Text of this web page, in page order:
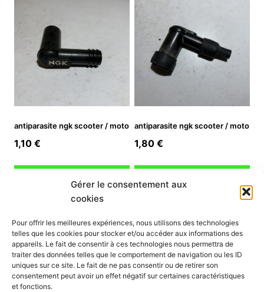
Gérer le consentement aux
cookies
Pour offrir les meilleures expériences, nous utilisons des technologies
telles que les cookies pour stocker et/ou accéder aux informations des
appareils. Le fait de consentir à ces technologies nous permettra de
traiter des données telles que le comportement de navigation ou les ID
uniques sur ce site. Le fait de ne pas consentir ou de retirer son
consentement peut avoir un effet négatif sur certaines caractéristiques
et fonctions.
antiparasite ngk scooter / moto
1,10 €
antiparasite ngk scooter / moto
1,80 €
INFORMATION
Mon compte
Nous contacter
Mode paiement
Nos services